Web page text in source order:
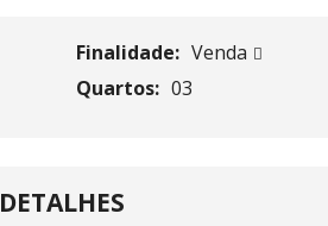
Finalidade: Venda
Quartos: 03
DETALHES